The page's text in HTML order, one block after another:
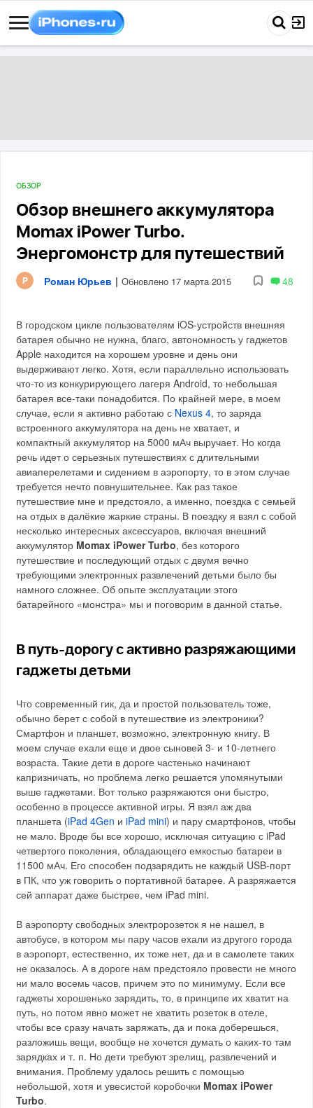
ОБЗОР
Обзор внешнего аккумулятора
Momax iPower Turbo.
Энергомонстр для путешествий
Роман Юрьев | Обновлено 17 марта 2015 48
В городском цикле пользователям iOS-устройств внешняя
батарея обычно не нужна, благо, автономность у гаджетов
Apple находится на хорошем уровне и день они
выдерживают легко. Хотя, если параллельно использовать
что-то из конкурирующего лагеря Android, то небольшая
батарея все-таки понадобится. По крайней мере, в моем
случае, если я активно работаю с Nexus 4, то заряда
встроенного аккумулятора на день не хватает, и
компактный аккумулятор на 5000 мАч выручает. Но когда
речь идет о серьезных путешествиях с длительными
авиаперелетами и сидением в аэропорту, то в этом случае
требуется нечто повнушительнее. Как раз такое
путешествие мне и предстояло, а именно, поездка с семьей
на отдых в далёкие жаркие страны. В поездку я взял с собой
несколько интересных аксессуаров, включая внешний
аккумулятор Momax iPower Turbo, без которого
путешествие и последующий отдых с двумя вечно
требующими электронных развлечений детьми было бы
намного сложнее. Об опыте эксплуатации этого
батарейного «монстра» мы и поговорим в данной статье.
В путь-дорогу с активно разряжающими
гаджеты детьми
Что современный гик, да и простой пользователь тоже,
обычно берет с собой в путешествие из электроники?
Смартфон и планшет, возможно, электронную книгу. В
моем случае ехали еще и двое сыновей 3- и 10-летнего
возраста. Такие дети в дороге частенько начинают
капризничать, но проблема легко решается упомянутыми
выше гаджетами. Вот только разряжаются они быстро,
особенно в процессе активной игры. Я взял аж два
планшета (iPad 4Gen иiPad mini) и пару смартфонов, чтобы
не мало. Вроде бы все хорошо, исключая ситуацию с iPad
четвертого поколения, обладающего емкостью батареи в
11500 мАч. Его способен подзарядить не каждый USB-порт
в ПК, что уж говорить о портативной батарее. А разряжается
сей аппарат даже быстрее, чем iPad mini.
В аэропорту свободных электророзеток я не нашел, в
автобусе, в котором мы пару часов ехали из другого города
в аэропорт, естественно, их тоже нет, да и в самолете таких
не оказалось. А в дороге нам предстояло провести не много
ни мало восемь часов, причем это по минимуму. Если все
гаджеты хорошенько зарядить, то, в принципе их хватит на
путь, но потом явно может не хватить розеток в отеле,
чтобы все сразу начать заряжать, да и пока доберешься,
разложишь вещи, вообще не хочется думать о каких-то там
зарядках и т. п. Но дети требуют зрелищ, развлечений и
внимания. Проблему удалось решить с помощью
небольшой, хотя и увесистой коробочки Momax iPower
Turbo.